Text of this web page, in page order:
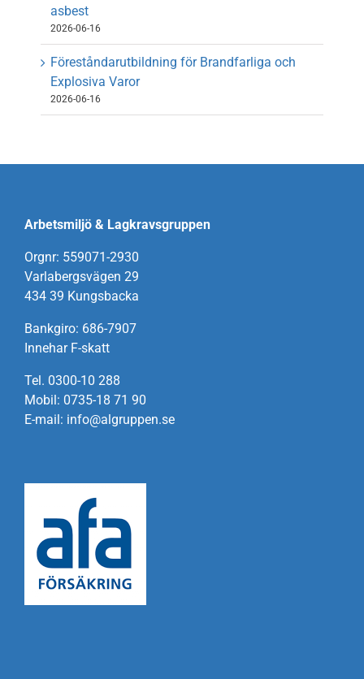
asbest
2026-06-16
Föreståndarutbildning för Brandfarliga och
Explosiva Varor
2026-06-16
Arbetsmiljö & Lagkravsgruppen
Orgnr: 559071-2930
Varlabergsvägen 29
434 39 Kungsbacka
Bankgiro: 686-7907
Innehar F-skatt
Tel. 0300-10 288
Mobil: 0735-18 71 90
E-mail: info@algruppen.se